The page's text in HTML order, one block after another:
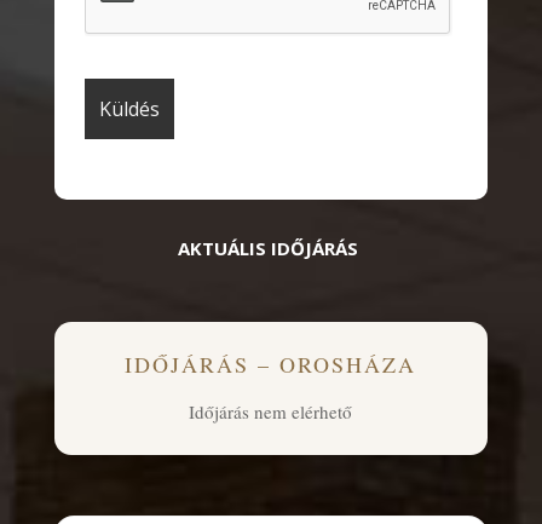
AKTUÁLIS IDŐJÁRÁS
IDŐJÁRÁS – OROSHÁZA
Időjárás nem elérhető